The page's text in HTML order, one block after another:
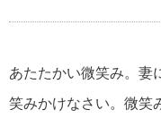
伊集院静の名言・格
自分が強くなる名言
あたたかい微笑み。妻
笑みかけなさい。微笑